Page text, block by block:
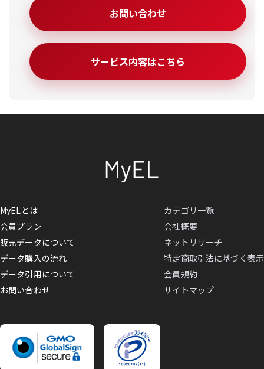
お問い合わせ
サービス内容はこちら
MyELとは
会員プラン
販売データについて
データ購入の流れ
データ引用について
お問い合わせ
カテゴリ一覧
会社概要
ネットリサーチ
特定商取引法に基づく表示
会員規約
サイトマップ